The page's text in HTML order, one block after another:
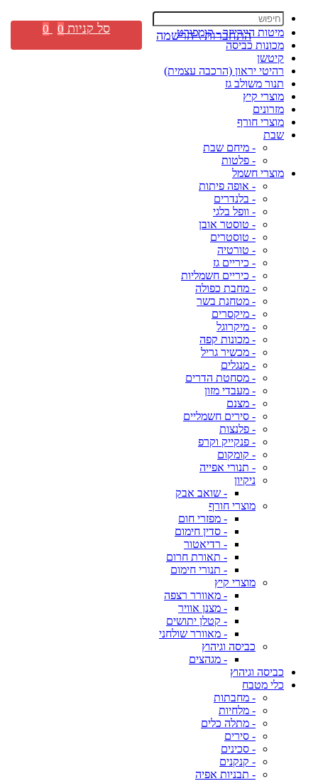
מיטות היירייזר - קומפורט
מכונות כביסה
קיטשן
רהיטי יראון (הרכבה עצמית)
תנור משולב גז
מוצרי קיץ
מזרונים
מוצרי חורף
שבת
- מיחם שבת
- פלטות
מוצרי חשמל
- אופה פיתות
- בלנדרים
- וופל בלגי
- טוסטר אובן
- טוסטרים
- טורטיה
- כיריים גז
- כיריים חשמליות
- מחבת כפולה
- מטחנת בשר
- מיקסרים
- מיקרוגל
- מכונות קפה
- מכשיר גריל
- מנגלים
- מסחטת הדרים
- מעבדי מזון
- מצנם
- סירים חשמליים
- פלנצות
- פנקייק וקרפ
- קומקום
- תנורי אפייה
ניקיון
- שואב אבק
מוצרי חורף
- מפזרי חום
- סדין חימום
- רדיאטור
- תאורת חרום
- תנורי חימום
מוצרי קיץ
- מאוורר רצפה
- מצנן אוויר
- קטלן יתושים
- מאוורר שולחני
כביסה וגיהוץ
- מגהצים
כביסה וגיהוץ
כלי מטבח
- מחבתות
- מלחיות
- מתלה כלים
- סירים
- סכינים
- קנקנים
- תבניות אפיה
התחברות \ הרשמה סל קניות 0
0